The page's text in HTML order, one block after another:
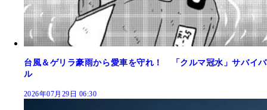
台風＆ゲリラ豪雨から愛車を守れ！ 「クルマ冠水」サバイバ
ル
2026年07月29日 06:30